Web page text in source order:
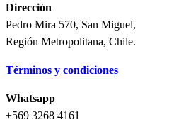
Dirección
Pedro Mira 570, San Miguel,
Región Metropolitana, Chile.
Términos y condiciones
Whatsapp
+569 3268 4161